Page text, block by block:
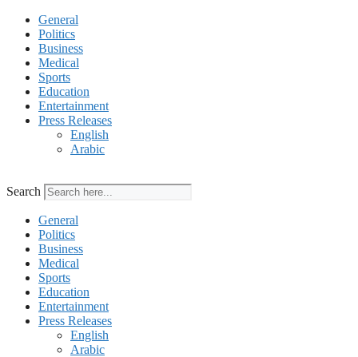
General
Politics
Business
Medical
Sports
Education
Entertainment
Press Releases
English
Arabic
Search
General
Politics
Business
Medical
Sports
Education
Entertainment
Press Releases
English
Arabic